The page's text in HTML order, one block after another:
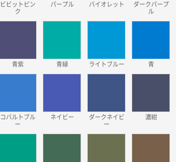
ビビットピン
ク
パープル バイオレット
ダークパープ
ル
青紫 青緑 ライトブルー 青
コバルトブル
ー
ネイビー
ダークネイビ
ー
濃紺